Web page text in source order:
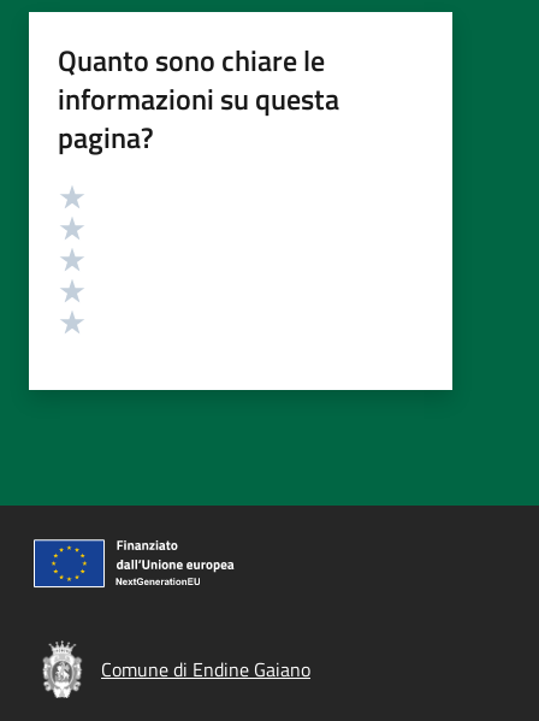
Quanto sono chiare le
informazioni su questa
pagina?
Valutazione
Comune di Endine Gaiano